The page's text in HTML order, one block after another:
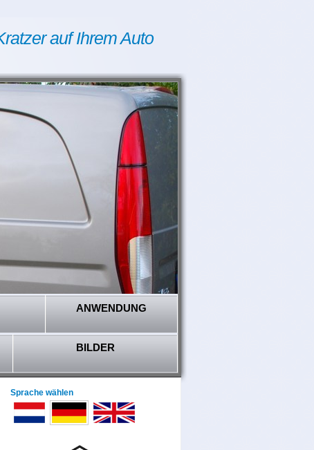
auf Ihrem Auto
ANWENDUNG
BILDER
Sprache wählen